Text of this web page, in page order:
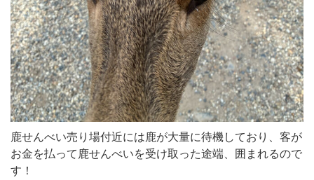
鹿せんべい売り場付近には鹿が大量に待機しており、客が
お金を払って鹿せんべいを受け取った途端、囲まれるので
す！